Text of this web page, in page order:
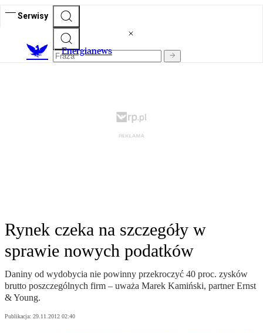
Serwisy
Energianews
Rynek czeka na szczegóły w
sprawie nowych podatków
Daniny od wydobycia nie powinny przekroczyć 40 proc. zysków
brutto poszczególnych firm – uważa Marek Kamiński, partner Ernst
& Young.
Publikacja: 29.11.2012 02:40